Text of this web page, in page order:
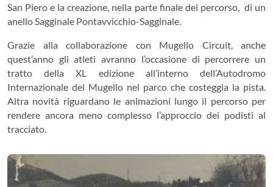
San Piero e la creazione, nella parte finale del percorso, di un
anello Sagginale Pontavvicchio-Sagginale.
Grazie alla collaborazione con Mugello Circuit, anche
quest’anno gli atleti avranno l’occasione di percorrere un
tratto della XL edizione all’interno dell’Autodromo
Internazionale del Mugello nel parco che costeggia la pista.
Altra novità riguardano le animazioni lungo il percorso per
rendere ancora meno complesso l’approccio dei podisti al
tracciato.